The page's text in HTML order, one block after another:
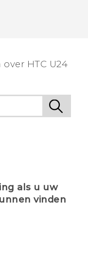
HTC U24
als u uw
vinden